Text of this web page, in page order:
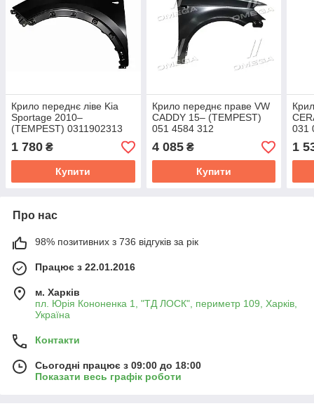
Крило переднє ліве Kia
Sportage 2010–
(TEMPEST) 0311902313
1 780 ₴
Купити
Крило переднє праве VW
CADDY 15– (TEMPEST)
051 4584 312
4 085₴
Купити
031
1
Про нас
98% позитивних з 736 відгуків за рік
Працює з 22.01.2016
м. Харків
пл. Юрія Кононенка 1, "ТД ЛОСК", периметр 109, Харків,
Україна
Контакти
Сьогодні працює з 09:00 до 18:00
Показати весь графік роботи